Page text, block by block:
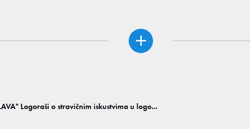
Logoraši o stravičnim iskustvima u logo...